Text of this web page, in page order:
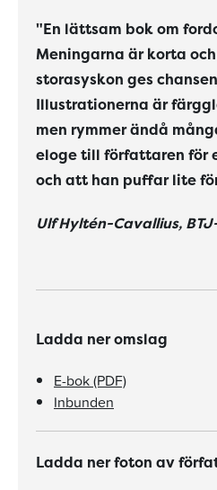
"En lättsam bok om
Meningarna är korta
storasyskon ges
Illustrationerna är
men rymmer ändå
eloge till författaren för
och att han puffar lite
Ulf Hyltén-Cavallius,
Ladda ner omslag
E-bok (PDF)
Inbunden
Ladda ner foton av